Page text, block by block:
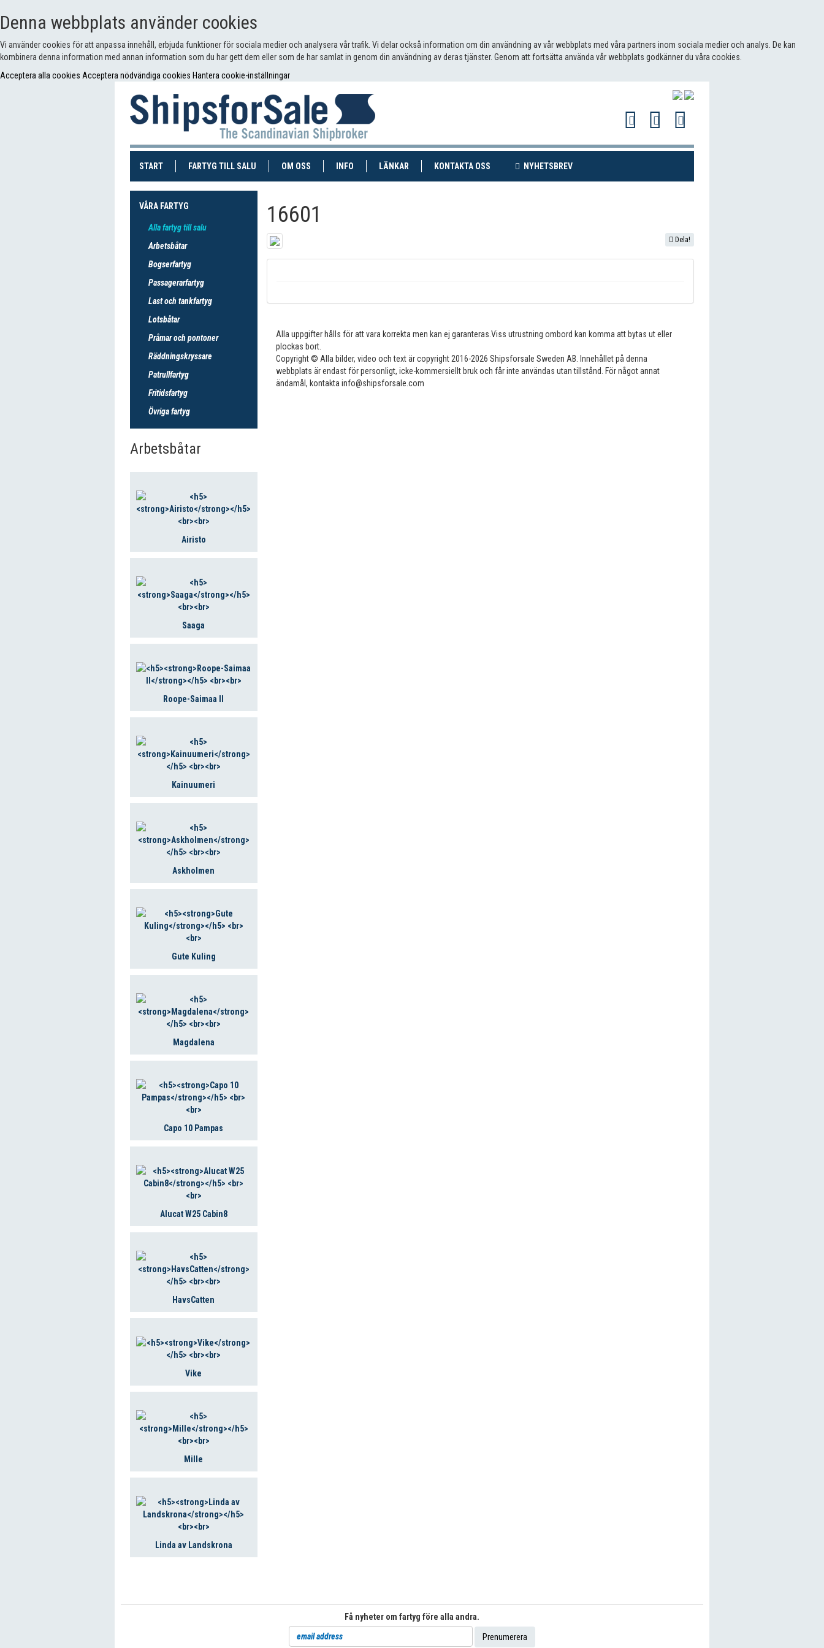
Denna webbplats använder cookies
Vi använder cookies för att anpassa innehåll, erbjuda funktioner för sociala medier och analysera vår trafik. Vi delar också information om din användning av vår webbplats med våra partners inom sociala medier och analys. De kan
kombinera denna information med annan information som du har gett dem eller som de har samlat in genom din användning av deras tjänster. Genom att fortsätta använda vår webbplats godkänner du våra cookies.
Acceptera alla cookies Acceptera nödvändiga cookies Hantera cookie-inställningar
START(CURRENT)FARTYG TILL SALU (CURRENT)OM OSS INFO LÄNKAR KONTAKTA OSS (CURRENT)NYHETSBREV(CURRENT)
VÅRA FARTYG
Alla fartyg till salu
Arbetsbåtar
Bogserfartyg
Passagerarfartyg
Last och tankfartyg
Lotsbåtar
Pråmar och pontoner
Räddningskryssare
Patrullfartyg
Fritidsfartyg
Övriga fartyg
Arbetsbåtar
Airisto
Saaga
Roope-Saimaa II
Kainuumeri
Askholmen
Gute Kuling
Magdalena
Capo 10 Pampas
Alucat W25 Cabin8
HavsCatten
Vike
Mille
Linda av Landskrona
16601
Dela!
Alla uppgifter hålls för att vara korrekta men kan ej garanteras.Viss utrustning ombord kan komma att bytas ut eller
plockas bort.
Copyright © Alla bilder, video och text är copyright 2016-2026 Shipsforsale Sweden AB. Innehållet på denna
webbplats är endast för personligt, icke-kommersiellt bruk och får inte användas utan tillstånd. För något annat
ändamål, kontakta info@shipsforsale.com
Få nyheter om fartyg före alla andra.